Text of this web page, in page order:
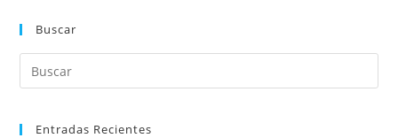
Buscar
Entradas Recientes